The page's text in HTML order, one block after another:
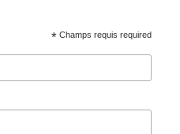
* Champs requis required